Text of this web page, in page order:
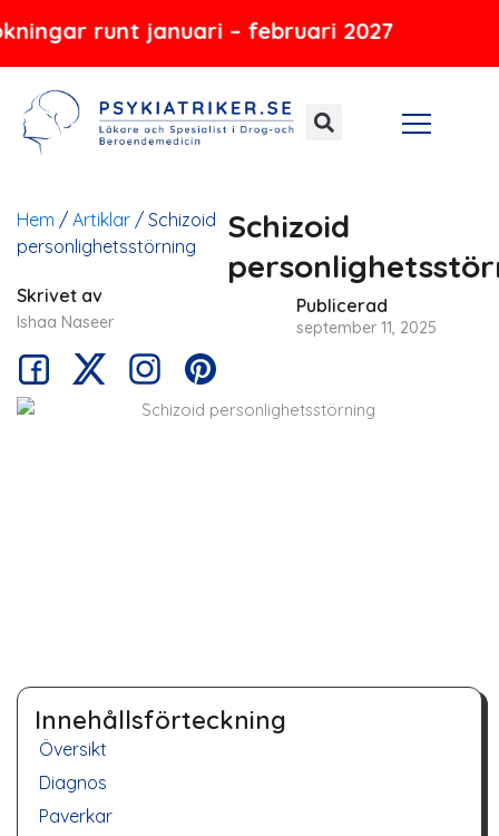
runt januari – februari 2027
till
innehåll
Hem / Artiklar / Schizoid
personlighetsstörning
Schizoid
Skrivet av
Ishaa Naseer
Publicerad
september 11, 2025
Innehållsförteckning
Översikt
Diagnos
Paverkar